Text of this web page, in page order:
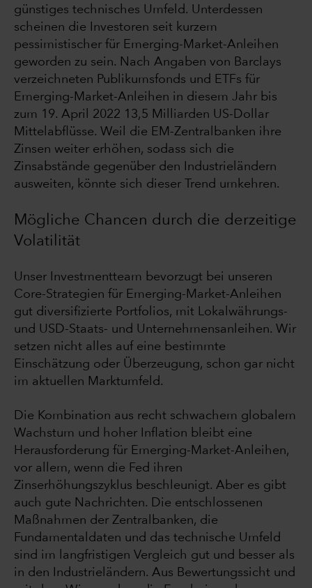
günstiges technisches Umfeld. Unterdessen
scheinen die Investoren seit kurzem
pessimistischer für Emerging-Market-Anleihen
geworden zu sein. Nach Angaben von Barclays
verzeichneten Publikumsfonds und ETFs für
Emerging-Market-Anleihen in diesem Jahr bis
zum 19. April 2022 13,5 Milliarden US-Dollar
Mittelabflüsse. Weil die EM-Zentralbanken ihre
Zinsen weiter erhöhen, sodass sich die
Zinsabstände gegenüber den Industrieländern
ausweiten, könnte sich dieser Trend umkehren.
Mögliche Chancen durch die derzeitige
Volatilität
Unser Investmentteam bevorzugt bei unseren
Core-Strategien für Emerging-Market-Anleihen
gut diversifizierte Portfolios, mit Lokalwährungs-
und USD-Staats- und Unternehmensanleihen. Wir
setzen nicht alles auf eine bestimmte
Einschätzung oder Überzeugung, schon gar nicht
im aktuellen Marktumfeld.
Die Kombination aus recht schwachem globalem
Wachstum und hoher Inflation bleibt eine
Herausforderung für Emerging-Market-Anleihen,
vor allem, wenn die Fed ihren
Zinserhöhungszyklus beschleunigt. Aber es gibt
auch gute Nachrichten. Die entschlossenen
Maßnahmen der Zentralbanken, die
Fundamentaldaten und das technische Umfeld
sind im langfristigen Vergleich gut und besser als
in den Industrieländern. Aus Bewertungssicht und